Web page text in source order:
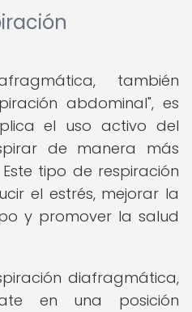
también
abdominal", es
el uso activo del
de manera más
tipo de respiración
el estrés, mejorar la
y promover la salud
diafragmática,
en una posición